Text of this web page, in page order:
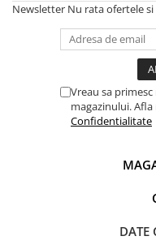
Newsletter Nu rata ofertele
Vreau sa
magazinului.
Confidentialitate
DATE